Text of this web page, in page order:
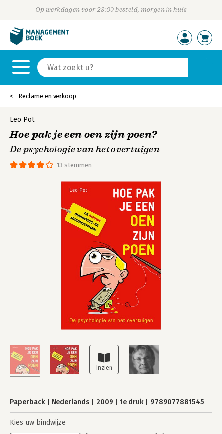
Op werkdagen voor 23:00 besteld, morgen in huis
Reclame en verkoop
13 stemmen
Leo Pot
Hoe pak je een oen zijn poen?
De psychologie van het overtuigen
Paperback Nederlands 2009 1e druk 9789077881545
Kies uw bindwijze